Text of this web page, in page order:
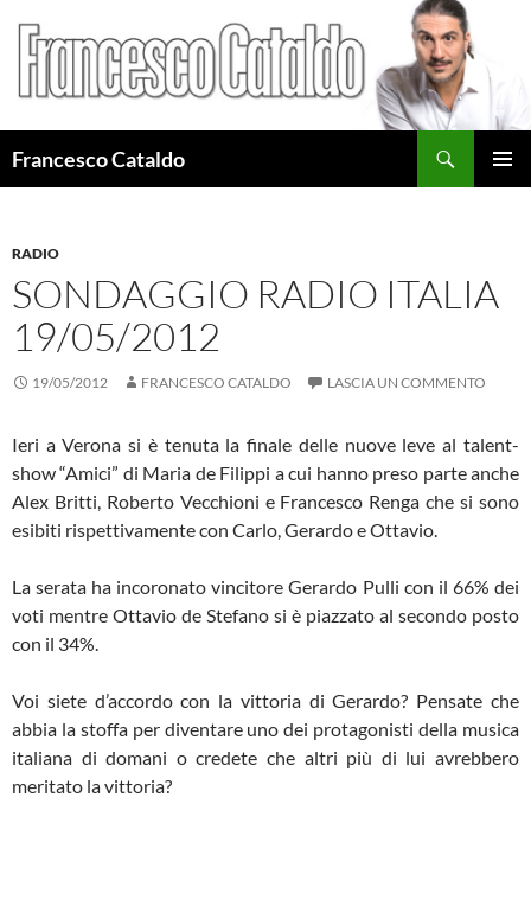
Francesco Cataldo
RADIO
SONDAGGIO RADIO ITALIA
19/05/2012
19/05/2012 FRANCESCO CATALDO LASCIA UN COMMENTO
Ieri a Verona si è tenuta la finale delle nuove leve al talent-
show “Amici” di Maria de Filippi a cui hanno preso parte anche
Alex Britti, Roberto Vecchioni e Francesco Renga che si sono
esibiti rispettivamente con Carlo, Gerardo e Ottavio.
La serata ha incoronato vincitore Gerardo Pulli con il 66% dei
voti mentre Ottavio de Stefano si è piazzato al secondo posto
con il 34%.
Voi siete d’accordo con la vittoria di Gerardo? Pensate che
abbia la stoffa per diventare uno dei protagonisti della musica
italiana di domani o credete che altri più di lui avrebbero
meritato la vittoria?